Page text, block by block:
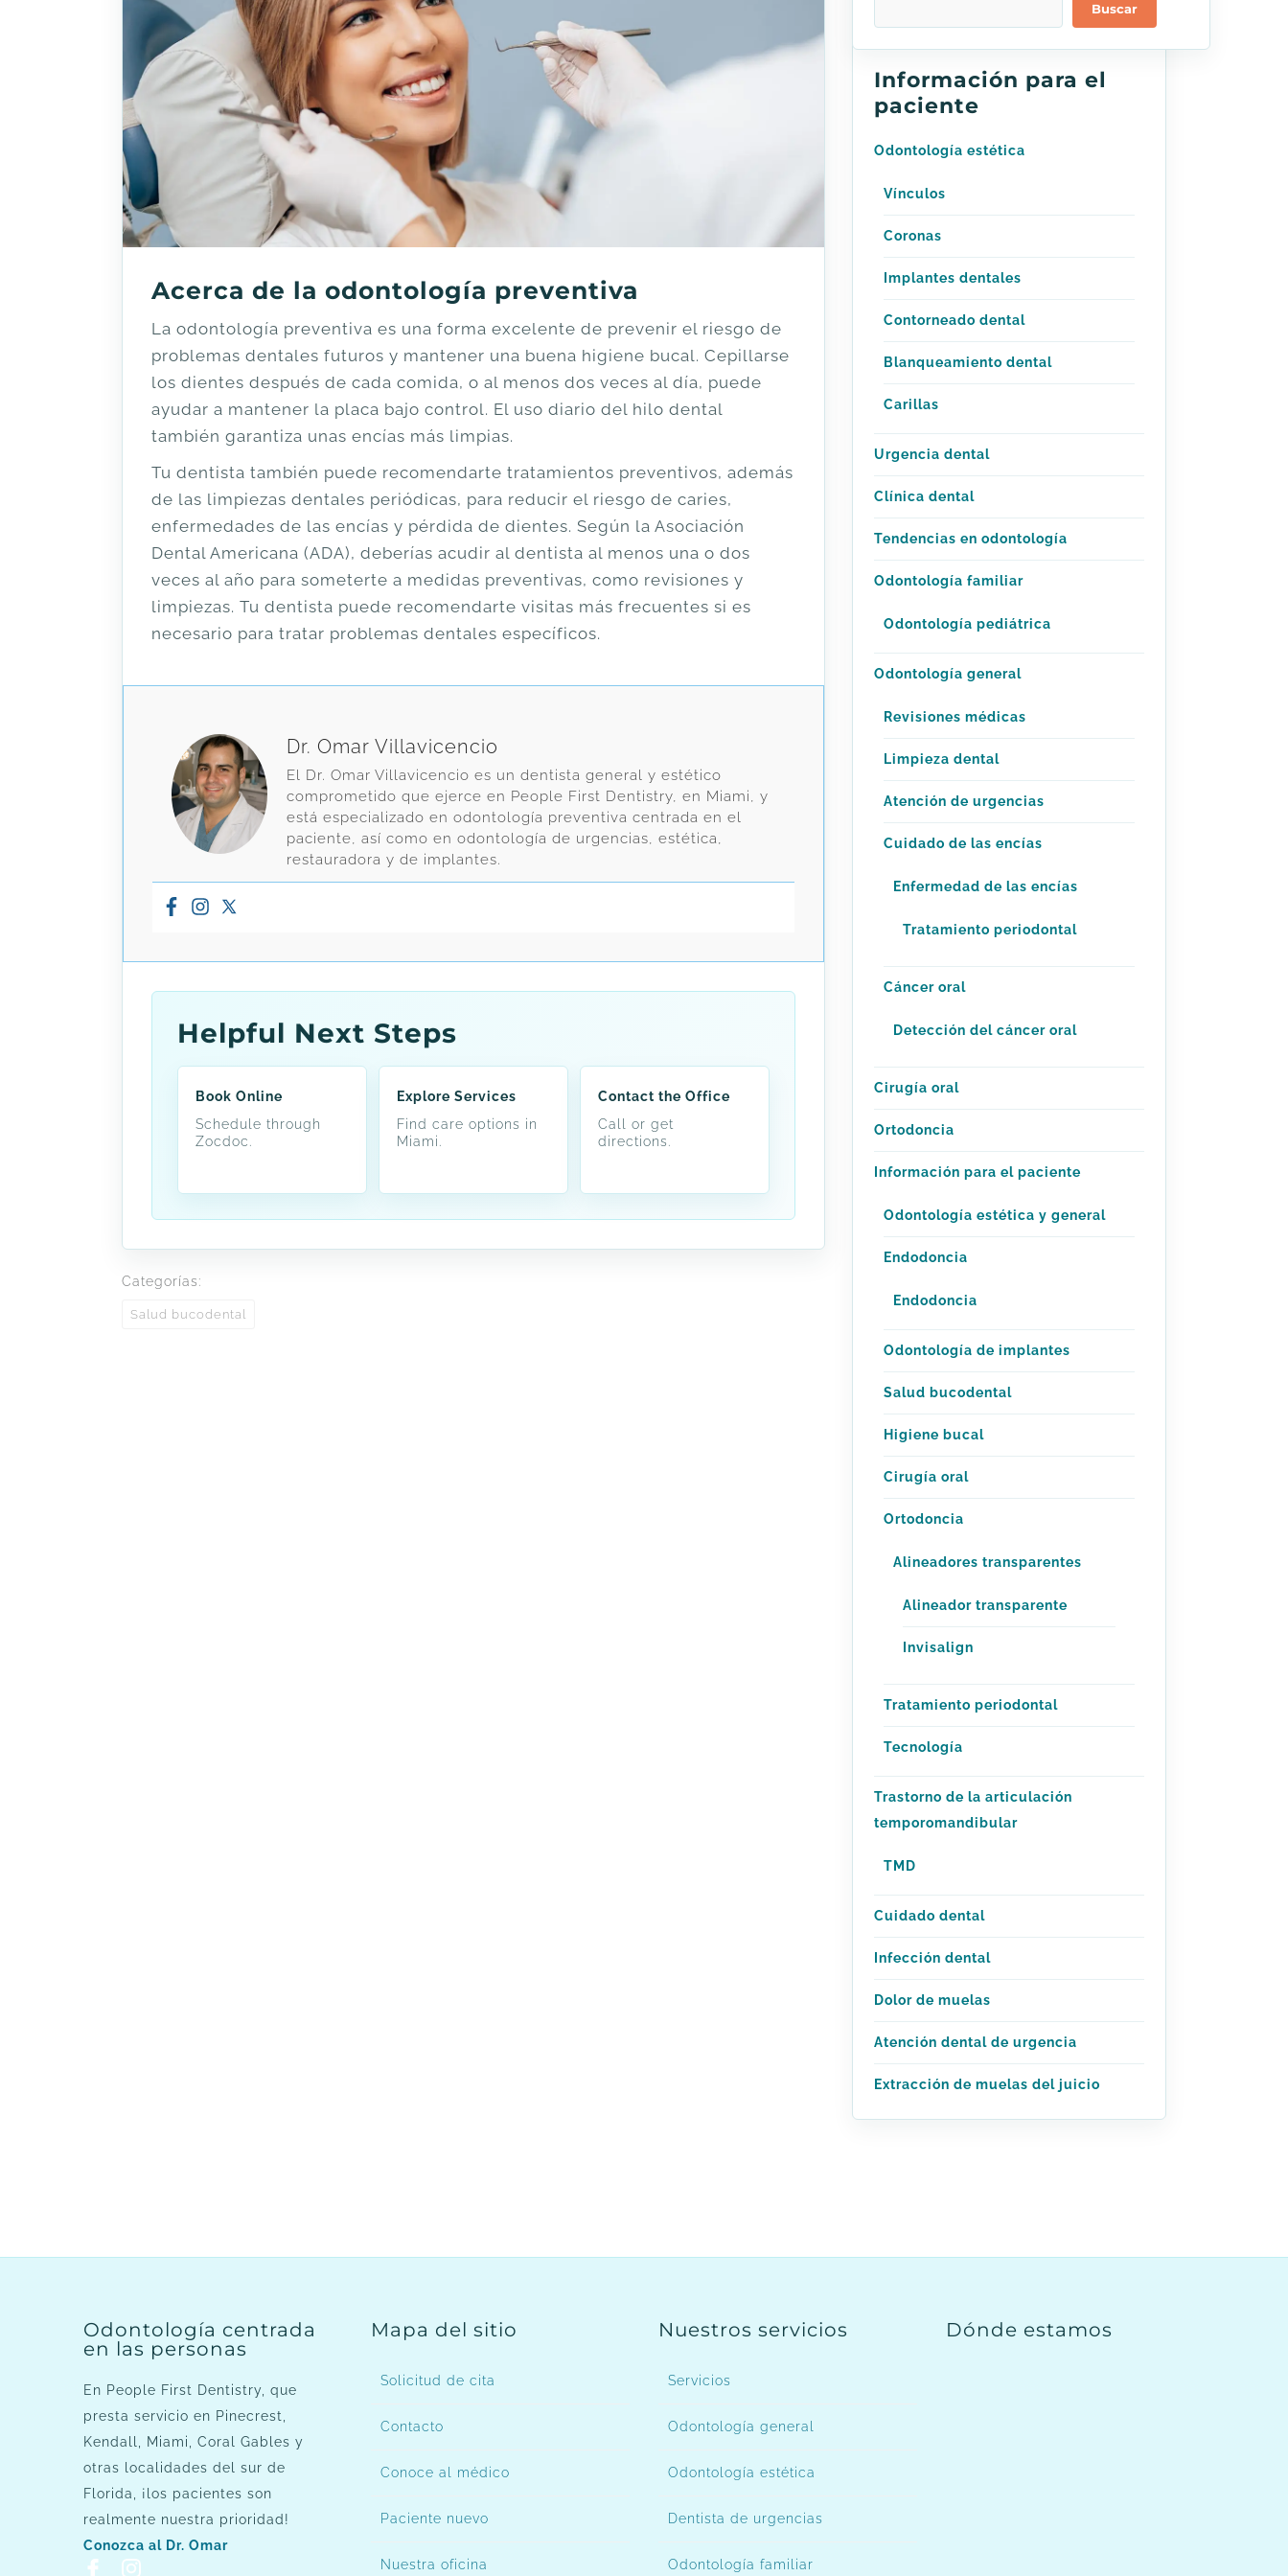
Acerca de la odontología preventiva
La odontología preventiva es una forma excelente de prevenir el riesgo de
problemas dentales futuros y mantener una buena higiene bucal. Cepillarse
los dientes después de cada comida, o al menos dos veces al día, puede
ayudar a mantener la placa bajo control. El uso diario del hilo dental
también garantiza unas encías más limpias.
Tu dentista también puede recomendarte tratamientos preventivos, además
de las limpiezas dentales periódicas, para reducir el riesgo de caries,
enfermedades de las encías y pérdida de dientes. Según la Asociación
Dental Americana (ADA), deberías acudir al dentista al menos una o dos
veces al año para someterte a medidas preventivas, como revisiones y
limpiezas. Tu dentista puede recomendarte visitas más frecuentes si es
necesario para tratar problemas dentales específicos.
Dr. Omar Villavicencio
El Dr. Omar Villavicencio es un dentista general y estético
comprometido que ejerce en People First Dentistry, en Miami, y
está especializado en odontología preventiva centrada en el
paciente, así como en odontología de urgencias, estética,
restauradora y de implantes.
Helpful Next Steps
Book Online
Schedule through
Zocdoc.
Explore Services
Find care options in
Miami.
Contact the Office
Call or get
directions.
Categorías:
Salud bucodental
Buscar
Información para el
paciente
Odontología estética
Vínculos
Coronas
Implantes dentales
Contorneado dental
Blanqueamiento dental
Carillas
Urgencia dental
Clínica dental
Tendencias en odontología
Odontología familiar
Odontología pediátrica
Odontología general
Revisiones médicas
Limpieza dental
Atención de urgencias
Cuidado de las encías
Enfermedad de las encías
Tratamiento periodontal
Cáncer oral
Detección del cáncer oral
Cirugía oral
Ortodoncia
Información para el paciente
Odontología estética y general
Endodoncia
Endodoncia
Odontología de implantes
Salud bucodental
Higiene bucal
Cirugía oral
Ortodoncia
Alineadores transparentes
Alineador transparente
Invisalign
Tratamiento periodontal
Tecnología
Trastorno de la articulación
temporomandibular
TMD
Cuidado dental
Infección dental
Dolor de muelas
Atención dental de urgencia
Extracción de muelas del juicio
Odontología centrada
en las personas
En People First Dentistry, que
presta servicio en Pinecrest,
Kendall, Miami, Coral Gables y
otras localidades del sur de
Florida, ¡los pacientes son
realmente nuestra prioridad!
Conozca al Dr. Omar
Mapa del sitio
Solicitud de cita
Contacto
Conoce al médico
Paciente nuevo
Nuestra oficina
Nuestros servicios
Servicios
Odontología general
Odontología estética
Dentista de urgencias
Odontología familiar
Dónde estamos